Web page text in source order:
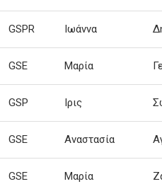
GSPR Ιωάννα
GSE Μαρία
GSP Ιρις
GSE Αναστασία
GSE Μαρία